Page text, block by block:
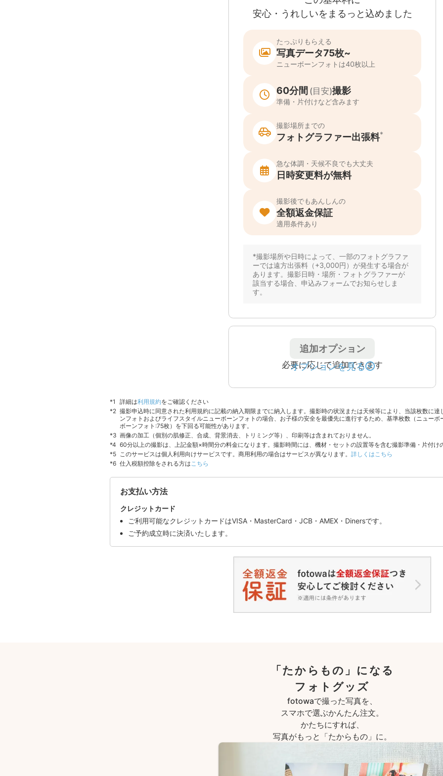
写真データ75枚~
ニューボーンフォトは40枚以上
60分間 撮影
準備・片付けなど含みます
撮影場所までの
フォトグラファー出張料
急な体調・天候不良でも大丈夫
日時変更料が無料
撮影後でもあんしんの
全額返金保証
適用条件あり
*撮影場所や日時によって、一部のフォトグラファ
ーでは遠方出張料（+3,000円）が発生する場合が
あります。撮影日時・場所・フォトグラファーが
該当する場合、申込みフォームでお知らせしま
追加オプション
必要に応じて追加できます
撮影時間追加（+60分）
基本の撮影に加えて、さらにもう1枠分
平日
24,200 円
より多くの写真や、複数のシーン撮影
*フォトグラファーと事前にすり合わせた上
*このオプションの追加によって、撮影時間
基本の撮影に追加になります。
*その他の条件は、下記のキャンセルの場合
の特約を除き、スタンダードプランの条件が
適用されます。
本オプション付きで予約した場合のキャンセ
ルについて
送信：無料
信：キャンセル料20,000円（税込）
オプションを見る
詳細は利用規約をご確認ください
撮影申込時に同意された利用規約に記載の納入期限までに納入します。撮影時の状況または天候等により、当該枚数に
ンフォトおよびライフスタイルニューボーンフォトの場合、お子様の安全を最優先に進行するため、基準枚数（ニュー
ボーンフォト:75枚）を下回る可能性があります。
画像の加工（個別の肌修正、合成、背景消去、トリミング等）、印刷等は含まれておりません。
60分以上の撮影は、上記金額×時間分の料金になります。撮影時間には、機材・セットの設置等を含む撮影準備・片付け
このサービスは個人利用向けサービスです。商用利用の場合はサービスが異なります。 詳しくはこちら
仕入税額控除をされる方はこちら
お支払い方法
クレジットカード
ご利用可能なクレジットカードはVISA・MasterCard・JCB・AMEX・Dinersです。
ご予約成立時に決済いたします。
「たからもの」になる
フォトグッズ
fotowaで撮った写真を、
スマホで選ぶかんたん注文。
かたちにすれば、
写真がもっと「たからもの」に。